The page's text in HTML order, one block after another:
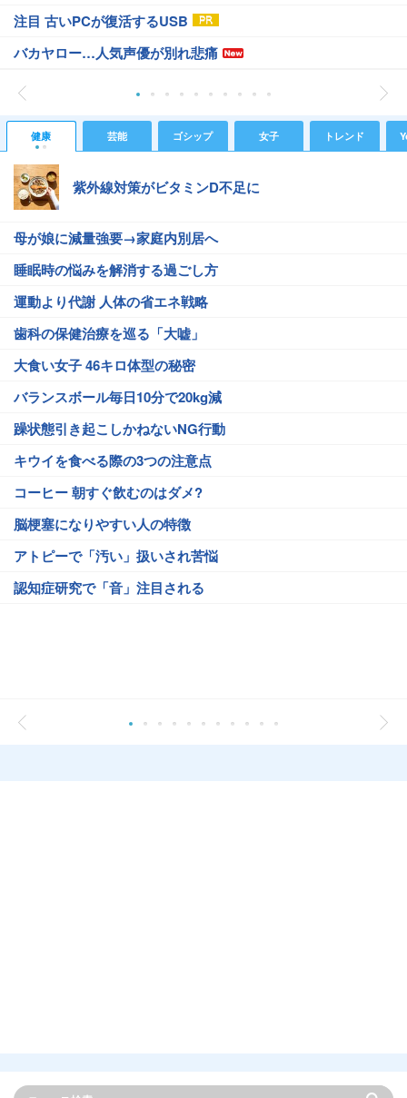
注目 古いPCが復活するUSB
バカヤロー…人気声優が別れ悲痛
健康 芸能 ゴシップ 女子 トレンド
紫外線対策がビタミンD不足に
母が娘に減量強要→家庭内別居へ
睡眠時の悩みを解消する過ごし方
運動より代謝 人体の省エネ戦略
歯科の保健治療を巡る「大嘘」
大食い女子 46キロ体型の秘密
バランスボール毎日10分で20kg減
躁状態引き起こしかねないNG行動
キウイを食べる際の3つの注意点
コーヒー 朝すぐ飲むのはダメ?
脳梗塞になりやすい人の特徴
アトピーで「汚い」扱いされ苦悩
認知症研究で「音」注目される